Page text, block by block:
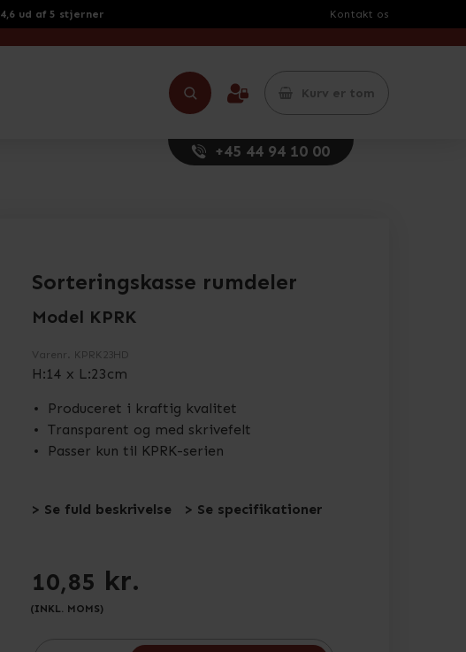
4,6 ud af 5 stjerner Kontakt os
Kurv er tom
+45 44 94 10 00
Sorteringskasse rumdeler
Model KPRK
Varenr. KPRK23HD
H:14 x L:23cm
Produceret i kraftig kvalitet
Transparent og med skrivefelt
Passer kun til KPRK-serien
> Se fuld beskrivelse > Se specifikationer
10,85 kr.
(INKL. MOMS)